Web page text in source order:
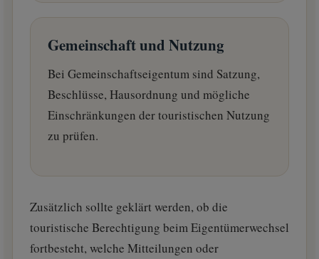
Gemeinschaft und Nutzung
Bei Gemeinschaftseigentum sind Satzung,
Beschlüsse, Hausordnung und mögliche
Einschränkungen der touristischen Nutzung
zu prüfen.
Zusätzlich sollte geklärt werden, ob die
touristische Berechtigung beim Eigentümerwechsel
fortbesteht, welche Mitteilungen oder